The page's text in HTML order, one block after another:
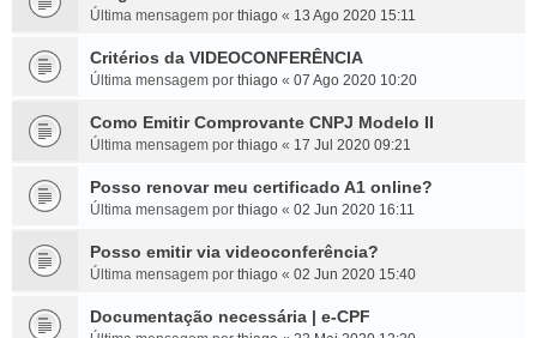
Última mensagem por thiago « 13 Ago 2020 15:11
Critérios da VIDEOCONFERÊNCIA
Última mensagem por thiago « 07 Ago 2020 10:20
Como Emitir Comprovante CNPJ Modelo II
Última mensagem por thiago « 17 Jul 2020 09:21
Posso renovar meu certificado A1 online?
Última mensagem por thiago « 02 Jun 2020 16:11
Posso emitir via videoconferência?
Última mensagem por thiago « 02 Jun 2020 15:40
Documentação necessária | e-CPF